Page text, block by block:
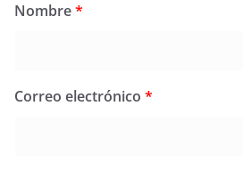
Nombre*
Correo electrónico *